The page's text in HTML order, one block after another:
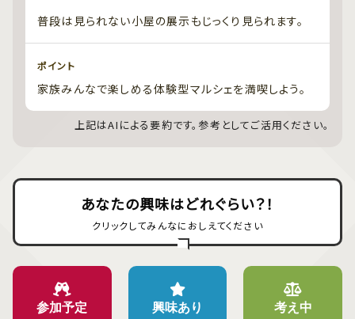
普段は見られない小屋の展示もじっくり見られます。
ポイント
家族みんなで楽しめる体験型マルシェを満喫しよう。
上記はAIによる要約です。参考としてご活用ください。
あなたの興味はどれぐらい？！
クリックしてみんなにおしえてください
参加予定
興味あり
考え中